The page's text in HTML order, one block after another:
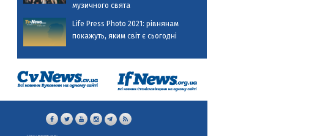
музичного свята
Life Press Photo 2021: рівнянам
покажуть, яким світ є сьогодні